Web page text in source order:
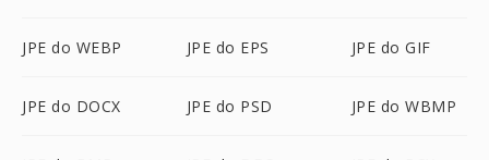
JPE do WEBP JPE do EPS JPE do GIF
JPE do DOCX JPE do PSD JPE do WBMP